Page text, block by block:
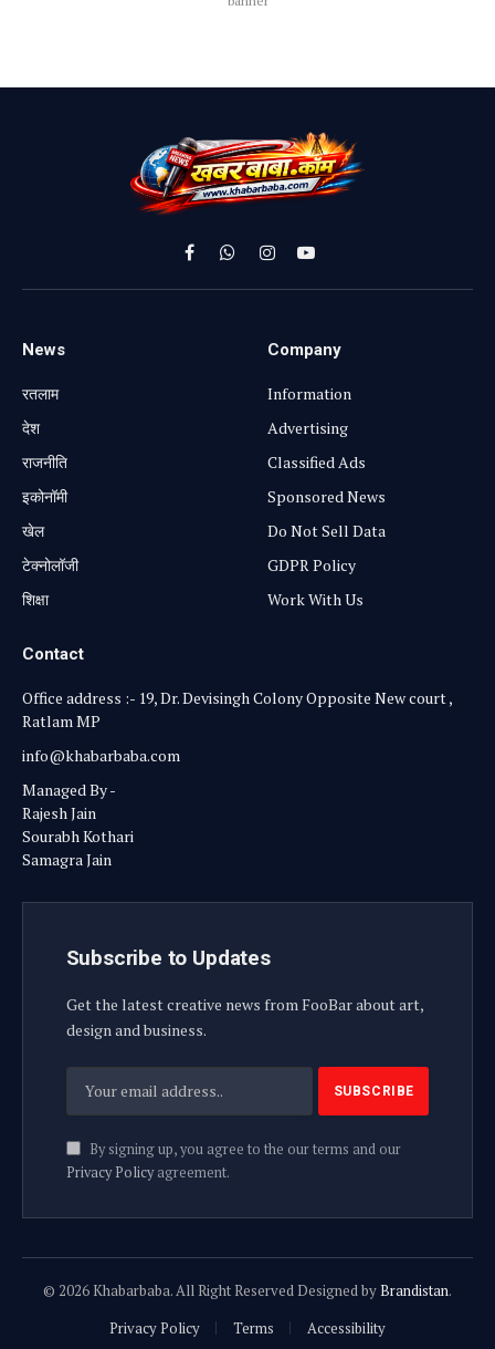
FacebookWhatsApp
InstagramYouTube
News
रतलाम
⁠देश
राजनीति
⁠इकोनॉमी
खेल
टेक्नोलॉजी
शिक्षा
Company
Information
Advertising
Classified Ads
Sponsored News
Do Not Sell Data
GDPR Policy
Work With Us
Contact
Office address :- 19, Dr. Devisingh Colony Opposite New court ,
Ratlam MP
info@khabarbaba.com
Managed By -
Rajesh Jain
Sourabh Kothari
Samagra Jain
Subscribe to Updates
Get the latest creative news from FooBar about art,
design and business.
By signing up, you agree to the our terms and our
Privacy Policyagreement.
© 2026 Khabarbaba. All Right Reserved Designed byBrandistan.
Privacy Policy
Terms Accessibility